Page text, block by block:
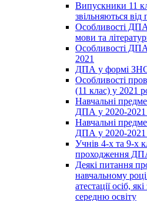
Випускники 11
звільняються
Особливості
мови та
Особливості
2021
ДПА у формі ЗНО
Особливості
(11 клас) у 2021
Навчальні
ДПА у 2020-2021
Навчальні
ДПА у 2020-2021
Учнів 4-х та 9-х
проходження
Деякі питання
навчальному
атестації осіб,
середню освіту